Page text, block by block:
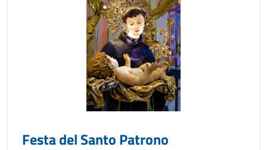
Festa del Santo Patrono